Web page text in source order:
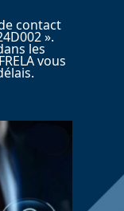
contact
».
les
vous